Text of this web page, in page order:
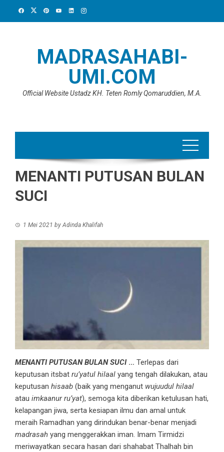
MADRASAHABI-
UMI.COM
Official Website Ustadz KH. Teten Romly Qomaruddien, M.A.
MENANTI PUTUSAN BULAN
SUCI
1 Mei 2021 byAdinda Khalifah
MENANTI PUTUSAN BULAN SUCI… Terlepas dari
keputusan itsbat ru’yatul hilaal yang tengah dilakukan, atau
keputusan hisaab (baik yang menganut wujuudul hilaal
atau imkaanur ru’yat), semoga kita diberikan ketulusan hati,
kelapangan jiwa, serta kesiapan ilmu dan amal untuk
meraih Ramadhan yang dirindukan benar-benar menjadi
madrasah yang menggerakkan iman. Imam Tirmidzi
meriwayatkan secara hasan dari shahabat Thalhah bin